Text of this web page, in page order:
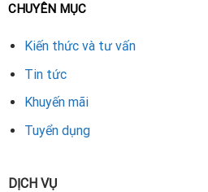
CHUYÊN MỤC
Kiến thức và tư vấn
Tin tức
Khuyến mãi
Tuyển dụng
DỊCH VỤ